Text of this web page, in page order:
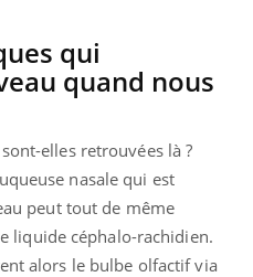
qui
quand nous
elles retrouvées là ?
nasale qui est
peut tout de même
liquide céphalo-rachidien.
alors le bulbe olfactif via